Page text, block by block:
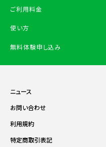
ご利用料金
使い方
無料体験申し込み
ニュース
お問い合わせ
利用規約
特定商取引表記